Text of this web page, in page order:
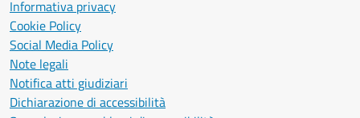
Informativa privacy
Cookie Policy
Social Media Policy
Note legali
Notifica atti giudiziari
Dichiarazione di accessibilità